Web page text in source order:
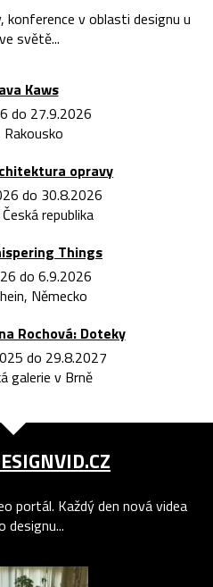
konference v oblasti designu u
světě...
Kaws
do 27.9.2026
Rakousko
opravy
do 30.8.2026
republika
Things
do 6.9.2026
Německo
Rochová: Doteky
do 29.8.2027
galerie v Brně
portál. Každý den nová videa
designu...